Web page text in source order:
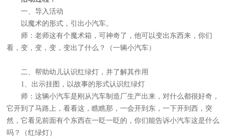
一、导入活动
以魔术的形式，引出小汽车。
师：老师这有个魔术箱，可神奇了，他可以变出东西来，你们
看，变，变，变，变出了什么？（一辆小汽车）
二、帮助幼儿认识红绿灯，并了解其作用
1、出示挂图，以故事的形式认识红绿灯
师：这辆小汽车是刚从汽车制造厂生产出来，对什么都很好奇，
它开到了马路上，看看这，瞧瞧那，一会开到东，一下开到西，突
然，它看见前面有个东西在一眨一眨的，你们能告诉小汽车这是什么
吗？（红绿灯）